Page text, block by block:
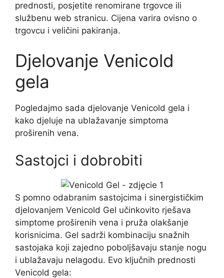
prednosti, posjetite renomirane trgovce ili
službenu web stranicu. Cijena varira ovisno o
trgovcu i veličini pakiranja.
Djelovanje Venicold
gela
Pogledajmo sada djelovanje Venicold gela i
kako djeluje na ublažavanje simptoma
proširenih vena.
Sastojci i dobrobiti
S pomno odabranim sastojcima i sinergističkim
djelovanjem Venicold Gel učinkovito rješava
simptome proširenih vena i pruža olakšanje
korisnicima. Gel sadrži kombinaciju snažnih
sastojaka koji zajedno poboljšavaju stanje nogu
i ublažavaju nelagodu. Evo ključnih prednosti
Venicold gela: